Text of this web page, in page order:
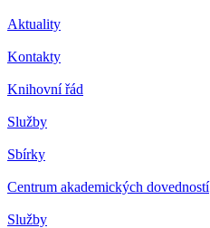
Aktuality
Kontakty
Knihovní řád
Služby
Sbírky
Centrum akademických dovedností
Služby